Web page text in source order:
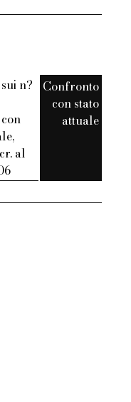
n?
con
al
Confronto
con stato
attuale